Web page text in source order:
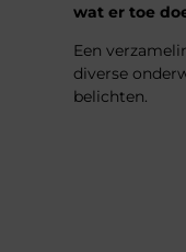
wat er toe
Een
diverse
belichten.